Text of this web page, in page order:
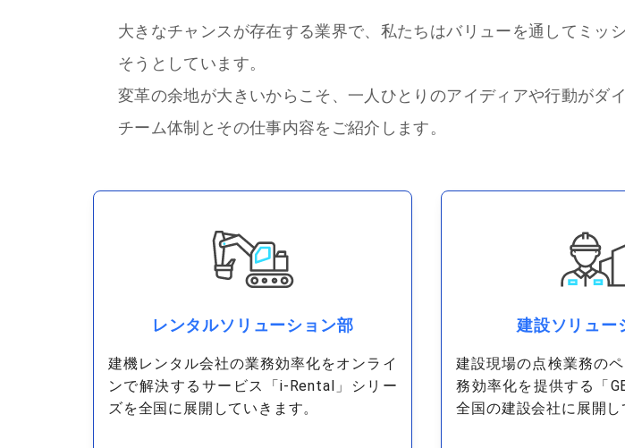
大きなチャンスが存在する業界で、私たちはバリューを通してミッ
そうとしています。
変革の余地が大きいからこそ、一人ひとりのアイディアや行動がダ
チーム体制とその仕事内容をご紹介します。
レンタルソリューション部
建機レンタル会社の業務効率化をオンライ
ンで解決するサービス「i-Rental」シリー
ズを全国に展開していきます。
建設ソリュー
建設現場の点検業務の
務効率化を提供する「
全国の建設会社に展開し